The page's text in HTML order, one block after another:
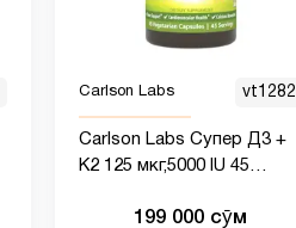
Carlson Labs vt1282
Carlson Labs Супер Д3 +
К2 125 мкг,5000 IU 45
199 000 сӯм